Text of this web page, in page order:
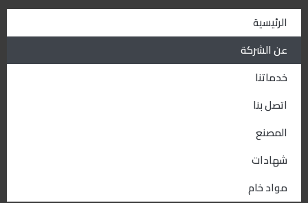
الرئيسية
عن الشركة
خدماتنا
اتصل بنا
المصنع
شهادات
مواد خام